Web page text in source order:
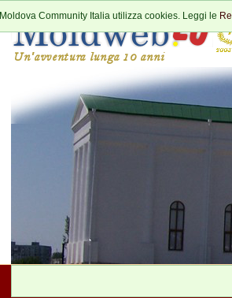
Moldova Community Italia utilizza cookies. Leggi le